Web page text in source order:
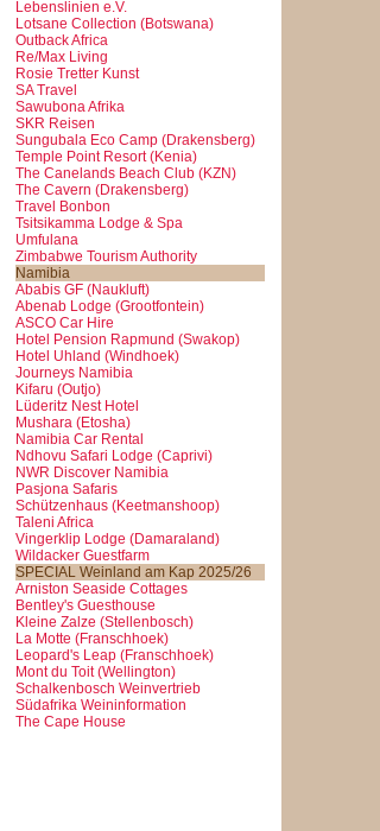
Lebenslinien e.V.
Lotsane Collection (Botswana)
Outback Africa
Re/Max Living
Rosie Tretter Kunst
SA Travel
Sawubona Afrika
SKR Reisen
Sungubala Eco Camp (Drakensberg)
Temple Point Resort (Kenia)
The Canelands Beach Club (KZN)
The Cavern (Drakensberg)
Travel Bonbon
Tsitsikamma Lodge & Spa
Umfulana
Zimbabwe Tourism Authority
Namibia
Ababis GF (Naukluft)
Abenab Lodge (Grootfontein)
ASCO Car Hire
Hotel Pension Rapmund (Swakop)
Hotel Uhland (Windhoek)
Journeys Namibia
Kifaru (Outjo)
Lüderitz Nest Hotel
Mushara (Etosha)
Namibia Car Rental
Ndhovu Safari Lodge (Caprivi)
NWR Discover Namibia
Pasjona Safaris
Schützenhaus (Keetmanshoop)
Taleni Africa
Vingerklip Lodge (Damaraland)
Wildacker Guestfarm
SPECIAL Weinland am Kap 2025/26
Arniston Seaside Cottages
Bentley's Guesthouse
Kleine Zalze (Stellenbosch)
La Motte (Franschhoek)
Leopard's Leap (Franschhoek)
Mont du Toit (Wellington)
Schalkenbosch Weinvertrieb
Südafrika Weininformation
The Cape House